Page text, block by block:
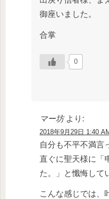
御座いました。
合掌
0
マー坊 より:
2018年9月29日 1:40
自分も不平不満言
直ぐに聖天様に「
た。」と懺悔して
こんな感じでは、